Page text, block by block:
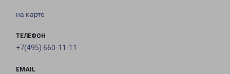
на карте
ТЕЛЕФОН
+7(495) 660-11-11
EMAIL